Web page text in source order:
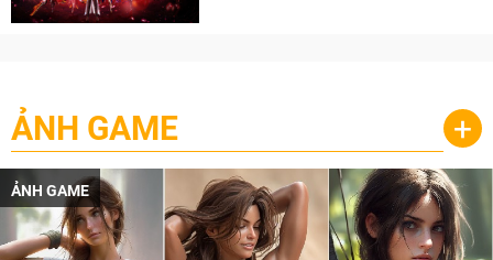
ẢNH GAME +
ẢNH GAME